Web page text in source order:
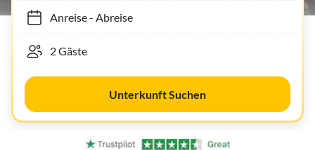
Anreise- Abreise
Unterkunft Suchen